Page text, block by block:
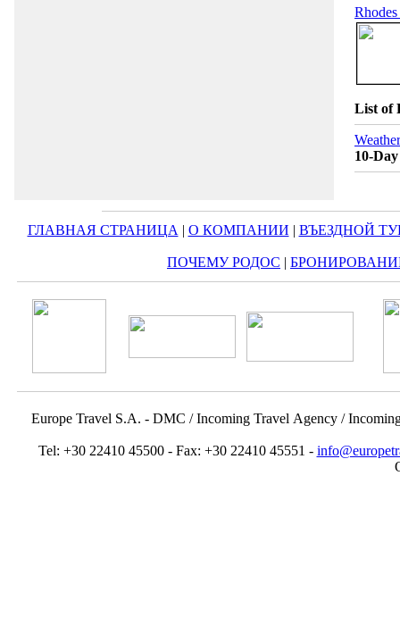
Rhodes
List of
10-
ГЛАВНАЯ СТРАНИЦА | О КОМПАНИИ | ВЪЕЗДНОЙ
ПОЧЕМУ РОДОС |
Europe Travel S.A. - DMC / Incoming Travel Αgency /
Tel: +30 22410 45500 - Fax: +30 22410 45551 -